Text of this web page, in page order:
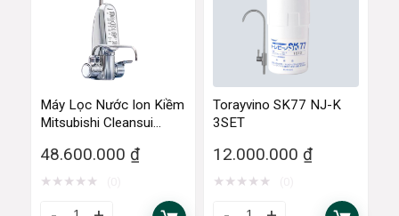
Máy Lọc Nước Ion Kiềm
Mitsubishi Cleansui
48.600.000 ₫
★ ★ ★ ★ ★
Torayvino SK77 NJ-K
3SET
12.000.000 ₫
★ ★ ★ ★ ★